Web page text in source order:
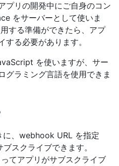
プリの開発中にご自身のコン
をサーバーとして使いま
する準備ができたら、アプ
する必要があります。
を使いますが、サー
グラミング言語を使用できま
、webhook URL を指定
スクライブできます。
てアプリがサブスクライブ